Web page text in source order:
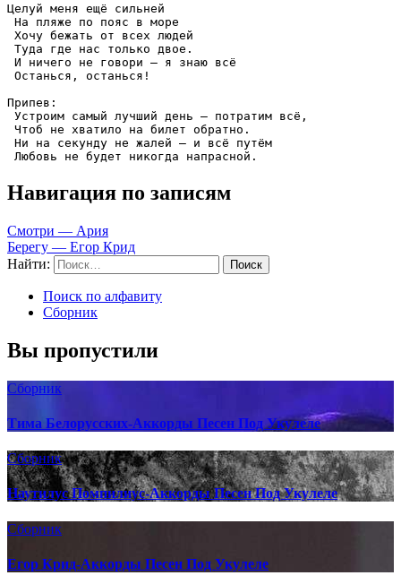
Целуй меня ещё сильней
На пляже по пояс в море
Хочу бежать от всех людей
Туда где нас только двое.
И ничего не говори – я знаю всё
Останься, останься!
Припев:
Устроим самый лучший день — потратим всё,
Чтоб не хватило на билет обратно.
Ни на секунду не жалей – и всё путём
Любовь не будет никогда напрасной.
Навигация по записям
Смотри — Ария
Берегу — Егор Крид
Найти:
Поиск по алфавиту
Сборник
Вы пропустили
Сборник
Тима Белорусских-Аккорды Песен Под Укулеле
Сборник
Наутилус Помпилиус-Аккорды Песен Под Укулеле
Сборник
Егор Крид-Аккорды Песен Под Укулеле